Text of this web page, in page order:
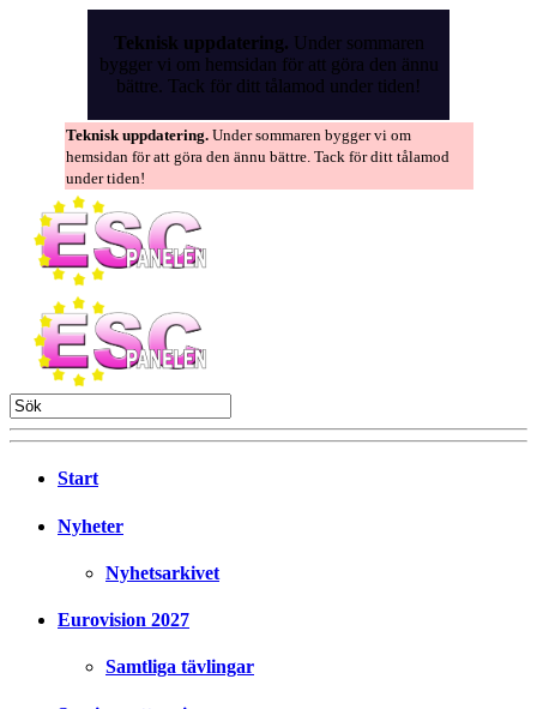
Teknisk uppdatering. Under sommaren
bygger vi om hemsidan för att göra den ännu
bättre. Tack för ditt tålamod under tiden!
Teknisk uppdatering. Under sommaren bygger vi om
hemsidan för att göra den ännu bättre. Tack för ditt tålamod
under tiden!
Start
Nyheter
Nyhetsarkivet
Eurovision 2027
Samtliga tävlingar